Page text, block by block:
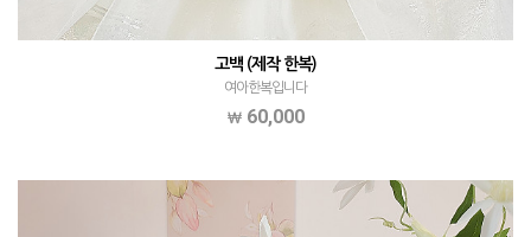
고백 (제작 한복)
여아한복입니다
60,000